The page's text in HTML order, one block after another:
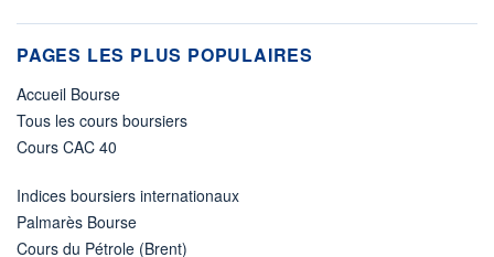
PAGES LES PLUS POPULAIRES
Accueil Bourse
Tous les cours boursiers
Cours CAC 40
Indices boursiers internationaux
Palmarès Bourse
Cours du Pétrole (Brent)